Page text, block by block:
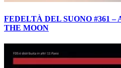
FEDELTÀ DEL SUONO #361 –
THE MOON